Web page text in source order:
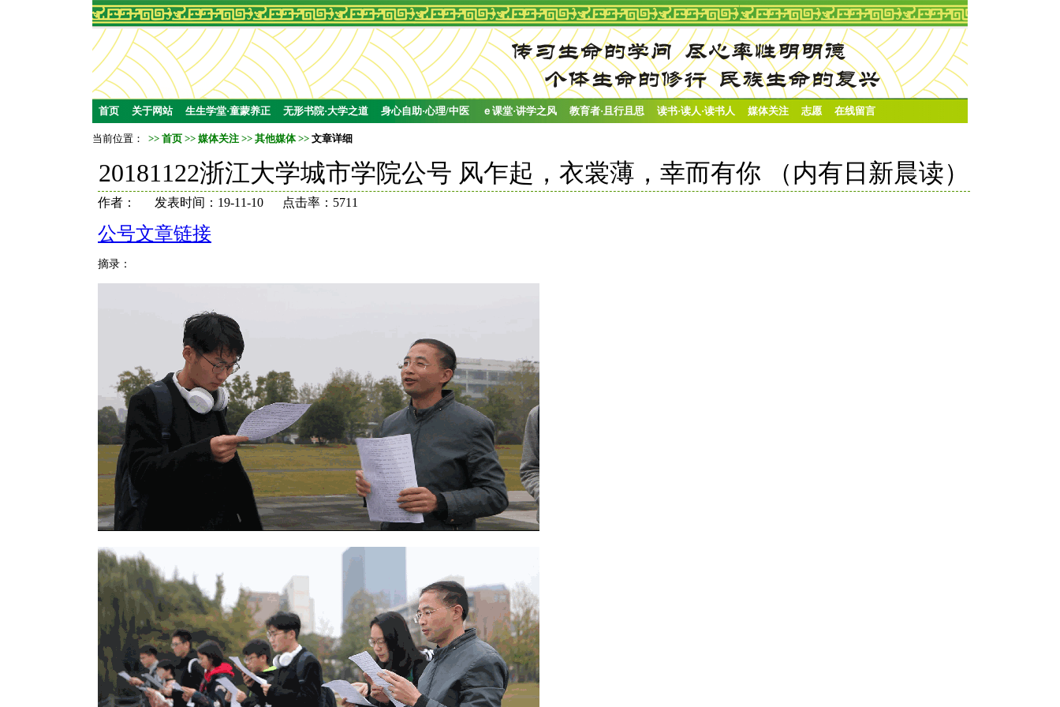
首页 关于网站 生生学堂·童蒙养正 无形书院·大学之道 身心自助·心理/中医 ｅ课堂·讲学之风 教育者·且行且思 读书·读人·读书人 媒体关注 志愿 在线留言
当前位置： >> 首页 >> 媒体关注 >> 其他媒体>> 文章详细
20181122浙江大学城市学院公号 风乍起，衣裳薄，幸而有你 （内有日新晨读）
作者： 发表时间：19-11-10 点击率：5711
公号文章链接
摘录：